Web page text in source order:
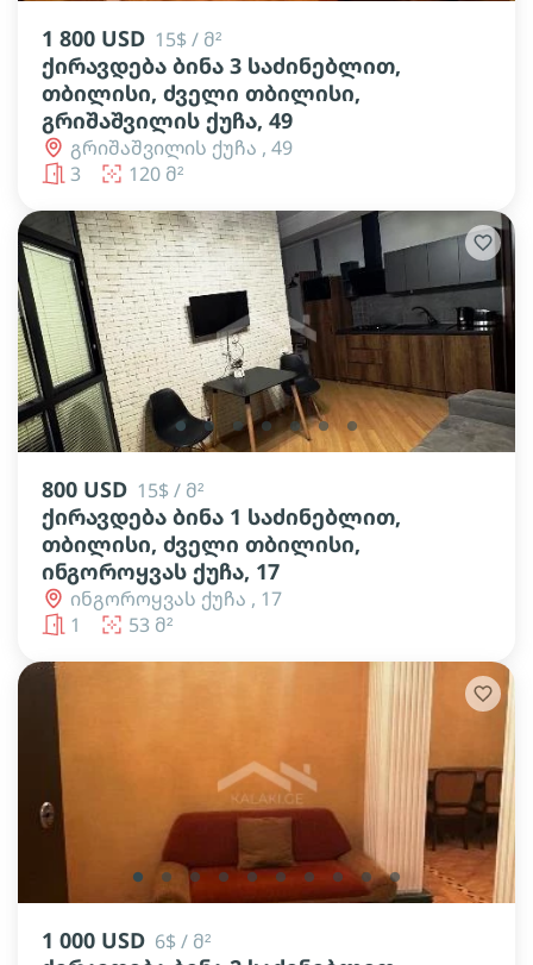
1 800 USD 15$ / მ²
ქირავდება ბინა 3 საძინებლით,
თბილისი, ძველი თბილისი,
გრიშაშვილის ქუჩა, 49
გრიშაშვილის ქუჩა , 49
3
120 მ²
lens lens lens lens lens lens lens
800 USD 15$ / მ²
ქირავდება ბინა 1 საძინებლით,
თბილისი, ძველი თბილისი,
ინგოროყვას ქუჩა, 17
ინგოროყვას ქუჩა , 17
1
53 მ²
lens lens lens lens lens lens lens lens lens lens
1 000 USD 6$ / მ²